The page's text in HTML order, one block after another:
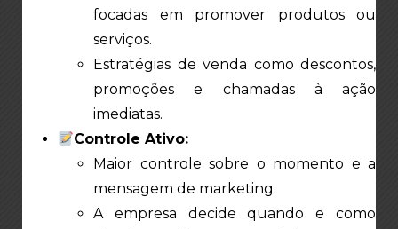
focadas em promover produtos ou
serviços.
Estratégias de venda como descontos,
promoções e chamadas à ação
imediatas.
Controle Ativo:
Maior controle sobre o momento e a
mensagem de marketing.
A empresa decide quando e como